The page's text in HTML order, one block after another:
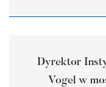
Dyrektor
Vogel w